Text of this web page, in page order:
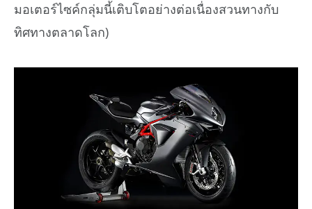
มอเตอร์ไซค์กลุ่มนี้เติบโตอย่างต่อเนื่องสวนทางกับ
ทิศทางตลาดโลก)